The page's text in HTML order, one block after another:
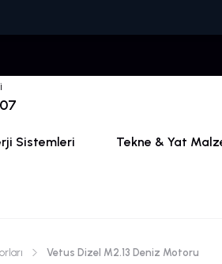
Sistemleri Tekne & Yat
Vetus Dizel M2.13 Deniz Motoru